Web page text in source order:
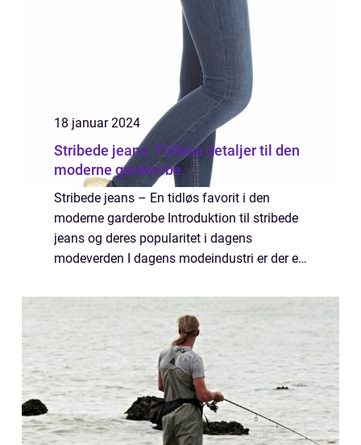
18 januar 2024
Stribede jeans: Tidløse detaljer til den
moderne garderobe
Stribede jeans – En tidløs favorit i den
moderne garderobe Introduktion til stribede
jeans og deres popularitet i dagens
modeverden I dagens modeindustri er der et
kommer og går. Mens nogle modetrends k...